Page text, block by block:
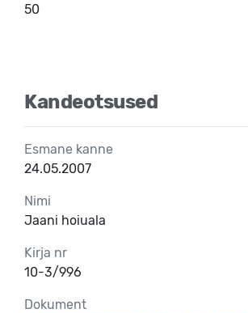
50
Kandeotsused
Esmane kanne
24.05.2007
Nimi
Jaani hoiuala
Kirja nr
10-3/996
Dokument